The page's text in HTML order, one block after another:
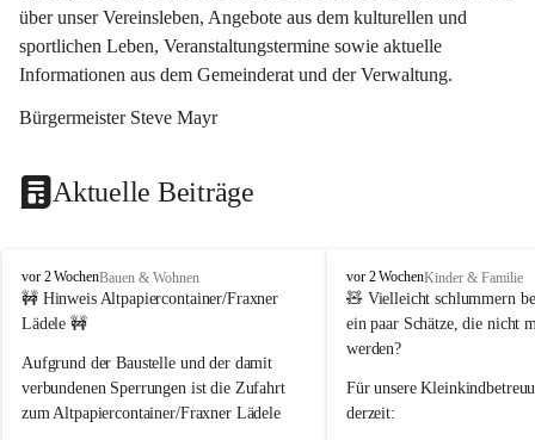
über unser Vereinsleben, Angebote aus dem kulturellen und
sportlichen Leben, Veranstaltungstermine sowie aktuelle
Informationen aus dem Gemeinderat und der Verwaltung.
Bürgermeister Steve Mayr
Aktuelle Beiträge
F
r
a
e
r
n
vor 2 WochenBauen & Wohnen
🚧 Hinweis Altpapiercontainer/Fraxner
Lädele 🚧
Aufgrund der Baustelle und der damit
verbundenen Sperrungen ist die Zufahrt
zum Altpapiercontainer/Fraxner Lädele
F
r
a
x
r
n
vor 2 WochenKinder & Familie
🧸 Vielleicht schlummern
ein paar Schätze, die nicht
werden?
Für unsere
derzeit: